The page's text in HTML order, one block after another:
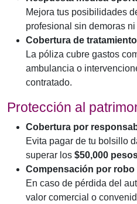
Mejora tus posibilidades
profesional sin demoras
Cobertura de
La póliza cubre gastos
ambulancia o
contratado.
Protección al
Cobertura por
Evita pagar de tu bolsillo
superar los $50,000
Compensación por
En caso de pérdida del
valor comercial o